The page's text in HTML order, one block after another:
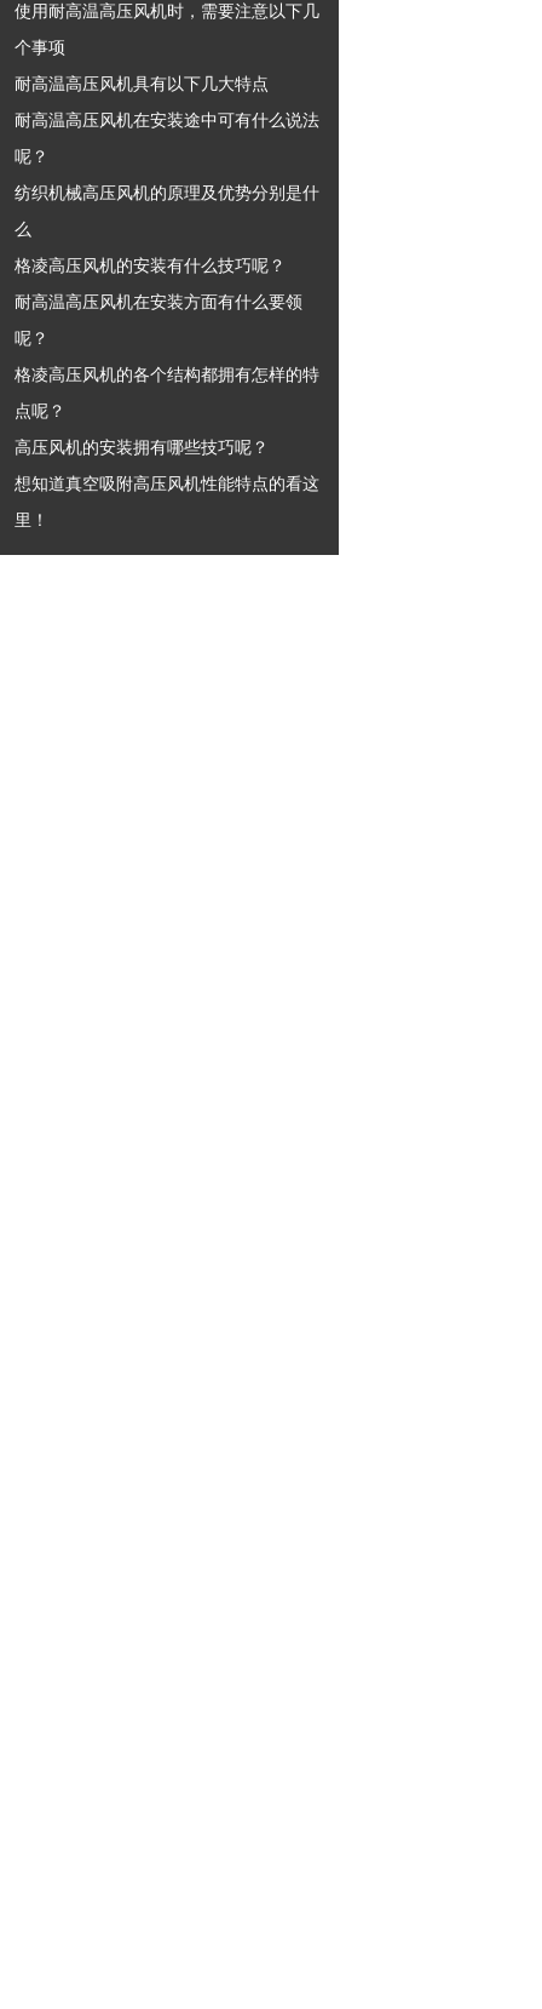
使用耐高温高压风机时，需要注意以下几
个事项
耐高温高压风机具有以下几大特点
耐高温高压风机在安装途中可有什么说法
呢？
纺织机械高压风机的原理及优势分别是什
么
格凌高压风机的安装有什么技巧呢？
耐高温高压风机在安装方面有什么要领
呢？
格凌高压风机的各个结构都拥有怎样的特
点呢？
高压风机的安装拥有哪些技巧呢？
想知道真空吸附高压风机性能特点的看这
里！